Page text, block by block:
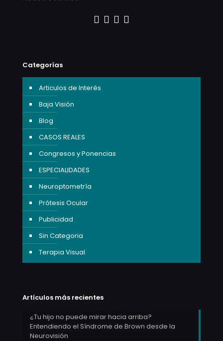
Categorías
Articulos de Interés
Baja Visión
Blog
CASOS REALES
Congresos y Ponencias
ESPECIALIDADES
Neuroptometría
Prótesis Ocular
Publicidad
Sin Categoria
Terapia Visual
Artículos más recientes
¿Tu hijo no puede mirar hacia arriba?
Entendiendo el Síndrome de Brown desde la
Neurovisión